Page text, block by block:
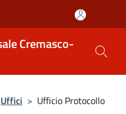
Cremasco-
Uffici > Ufficio Protocollo